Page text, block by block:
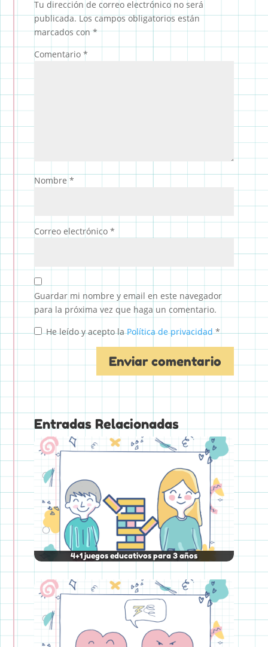
Tu dirección de correo electrónico no será
publicada. Los campos obligatorios están
marcados con *
Comentario *
Nombre *
Correo electrónico *
Guardar mi nombre y email en este navegador
para la próxima vez que haga un comentario.
He leído y acepto laPolítica de privacidad*
Entradas Relacionadas
4+1 juegos educativos para 3 años